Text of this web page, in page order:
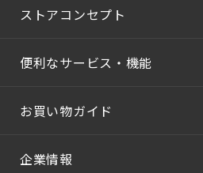
ストアコンセプト
便利なサービス・機能
お買い物ガイド
企業情報